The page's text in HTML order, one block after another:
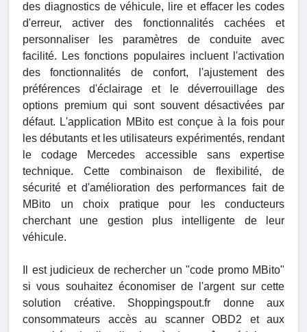
des diagnostics de véhicule, lire et effacer les codes
d'erreur, activer des fonctionnalités cachées et
personnaliser les paramètres de conduite avec
facilité. Les fonctions populaires incluent l'activation
des fonctionnalités de confort, l'ajustement des
préférences d'éclairage et le déverrouillage des
options premium qui sont souvent désactivées par
défaut. L'application MBito est conçue à la fois pour
les débutants et les utilisateurs expérimentés, rendant
le codage Mercedes accessible sans expertise
technique. Cette combinaison de flexibilité, de
sécurité et d'amélioration des performances fait de
MBito un choix pratique pour les conducteurs
cherchant une gestion plus intelligente de leur
véhicule.
Il est judicieux de rechercher un "code promo MBito"
si vous souhaitez économiser de l'argent sur cette
solution créative. Shoppingspout.fr donne aux
consommateurs accès au scanner OBD2 et aux